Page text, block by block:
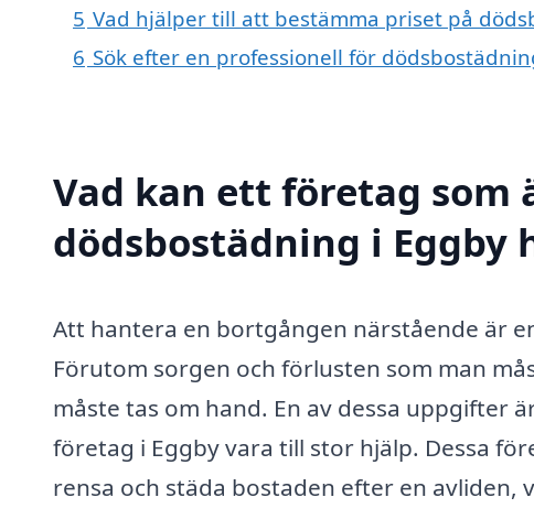
5 Vad hjälper till att bestämma priset på
6 Sök efter en professionell för
Vad kan ett företag som
dödsbostädning i Eggby
Att hantera en bortgången närstående är
Förutom sorgen och förlusten som man
måste tas om hand. En av dessa uppgifter
företag i Eggby vara till stor hjälp. Dessa
rensa och städa bostaden efter en